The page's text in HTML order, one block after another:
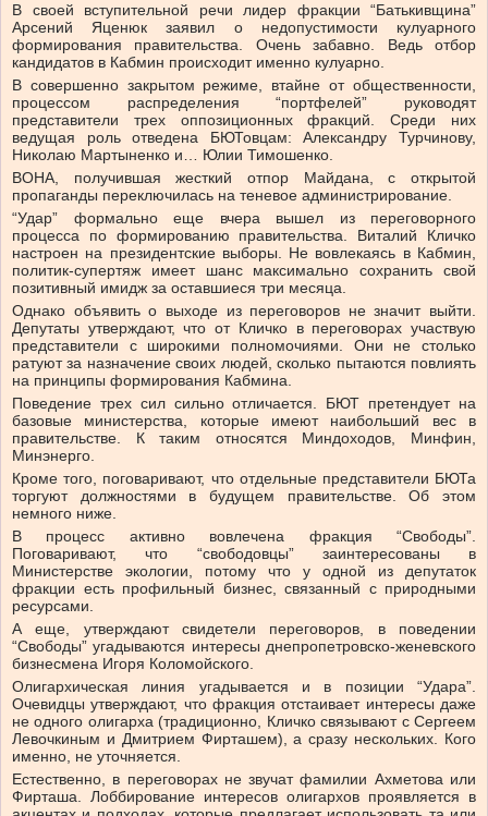
В своей вступительной речи лидер фракции “Батькивщина”
Арсений Яценюк заявил о недопустимости кулуарного
формирования правительства. Очень забавно. Ведь отбор
кандидатов в Кабмин происходит именно кулуарно.
В совершенно закрытом режиме, втайне от общественности,
процессом распределения “портфелей” руководят
представители трех оппозиционных фракций. Среди них
ведущая роль отведена БЮТовцам: Александру Турчинову,
Николаю Мартыненко и… Юлии Тимошенко.
ВОНА, получившая жесткий отпор Майдана, с открытой
пропаганды переключилась на теневое администрирование.
“Удар” формально еще вчера вышел из переговорного
процесса по формированию правительства. Виталий Кличко
настроен на президентские выборы. Не вовлекаясь в Кабмин,
политик-супертяж имеет шанс максимально сохранить свой
позитивный имидж за оставшиеся три месяца.
Однако объявить о выходе из переговоров не значит выйти.
Депутаты утверждают, что от Кличко в переговорах участвую
представители с широкими полномочиями. Они не столько
ратуют за назначение своих людей, сколько пытаются повлиять
на принципы формирования Кабмина.
Поведение трех сил сильно отличается. БЮТ претендует на
базовые министерства, которые имеют наибольший вес в
правительстве. К таким относятся Миндоходов, Минфин,
Минэнерго.
Кроме того, поговаривают, что отдельные представители БЮТа
торгуют должностями в будущем правительстве. Об этом
немного ниже.
В процесс активно вовлечена фракция “Свободы”.
Поговаривают, что “свободовцы” заинтересованы в
Министерстве экологии, потому что у одной из депутаток
фракции есть профильный бизнес, связанный с природными
ресурсами.
А еще, утверждают свидетели переговоров, в поведении
“Свободы” угадываются интересы днепропетровско-женевского
бизнесмена Игоря Коломойского.
Олигархическая линия угадывается и в позиции “Удара”.
Очевидцы утверждают, что фракция отстаивает интересы даже
не одного олигарха (традиционно, Кличко связывают с Сергеем
Левочкиным и Дмитрием Фирташем), а сразу нескольких. Кого
именно, не уточняется.
Естественно, в переговорах не звучат фамилии Ахметова или
Фирташа. Лоббирование интересов олигархов проявляется в